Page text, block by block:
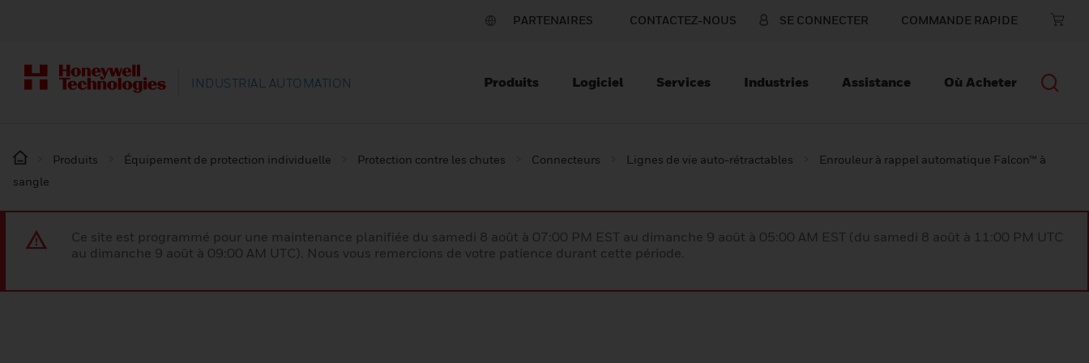
PARTENAIRES CONTACTEZ-NOUS SE CONNECTER COMMANDE RAPIDE
INDUSTRIAL AUTOMATION Produits Logiciel Services Industries Assistance Où Acheter
Produits Équipement de protection individuelle Protection contre les chutes Connecteurs Lignes de vie auto-rétractables
Enrouleur à rappel automatique Falcon™ à
sangle
Ce site est programmé pour une maintenance planifiée du samedi 8 août à 07:00 PM EST au dimanche 9 août à 05:00 AM EST (du samedi 8 août à 11:00 PM UTC
au dimanche 9 août à 09:00 AM UTC). Nous vous remercions de votre patience durant cette période.